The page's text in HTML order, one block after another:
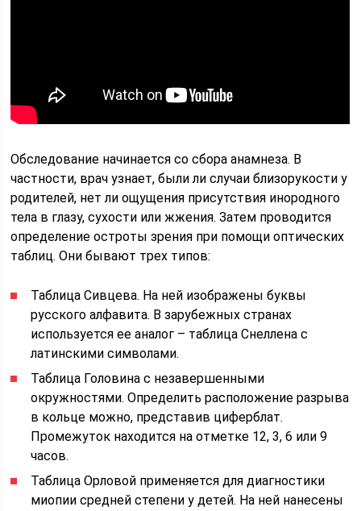
Обследование начинается со сбора анамнеза. В
частности, врач узнает, были ли случаи близорукости у
родителей, нет ли ощущения присутствия инородного
тела в глазу, сухости или жжения. Затем проводится
определение остроты зрения при помощи оптических
таблиц. Они бывают трех типов:
Таблица Сивцева. На ней изображены буквы
русского алфавита. В зарубежных странах
используется ее аналог – таблица Снеллена с
латинскими символами.
Таблица Головина с незавершенными
окружностями. Определить расположение разрыва
в кольце можно, представив циферблат.
Промежуток находится на отметке 12, 3, 6 или 9
часов.
Таблица Орловой применяется для диагностики
миопии средней степени у детей. На ней нанесены